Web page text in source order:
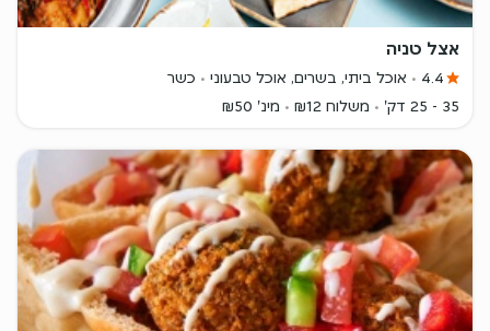
אצל טניה
4.4 אוכל ביתי, בשרים, אוכל טבעוני
כשר
35 - 25 דק'
משלוח ₪12 מינ' ₪50